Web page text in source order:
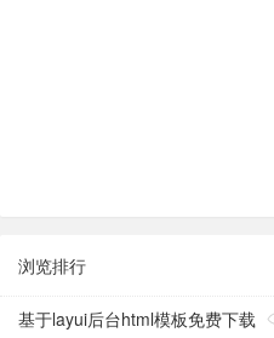
浏览排行
基于layui后台html模板免费下载